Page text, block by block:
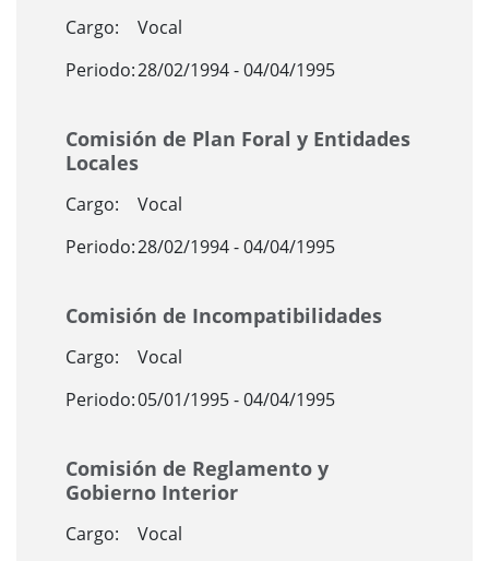
Cargo:
Vocal
Periodo:28/02/1994 - 04/04/1995
Comisión de Plan Foral y Entidades
Locales
Cargo:
Vocal
Periodo:28/02/1994 - 04/04/1995
Comisión de Incompatibilidades
Cargo:
Vocal
Periodo:05/01/1995 - 04/04/1995
Comisión de Reglamento y
Gobierno Interior
Cargo:
Vocal